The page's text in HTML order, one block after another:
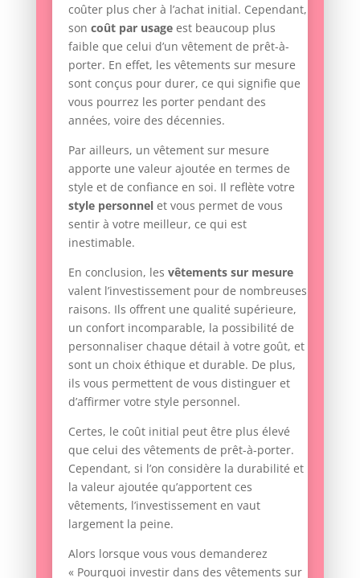
coûter plus cher à l’achat initial. Cependant,
son coût par usageest beaucoup plus
faible que celui d’un vêtement de prêt-à-
porter. En effet, les vêtements sur mesure
sont conçus pour durer, ce qui signifie que
vous pourrez les porter pendant des
années, voire des décennies.
Par ailleurs, un vêtement sur mesure
apporte une valeur ajoutée en termes de
style et de confiance en soi. Il reflète votre
style personnelet vous permet de vous
sentir à votre meilleur, ce qui est
inestimable.
En conclusion, les vêtements sur mesure
valent l’investissement pour de nombreuses
raisons. Ils offrent une qualité supérieure,
un confort incomparable, la possibilité de
personnaliser chaque détail à votre goût, et
sont un choix éthique et durable. De plus,
ils vous permettent de vous distinguer et
d’affirmer votre style personnel.
Certes, le coût initial peut être plus élevé
que celui des vêtements de prêt-à-porter.
Cependant, si l’on considère la durabilité et
la valeur ajoutée qu’apportent ces
vêtements, l’investissement en vaut
largement la peine.
Alors lorsque vous vous demanderez
« Pourquoi investir dans des vêtements sur